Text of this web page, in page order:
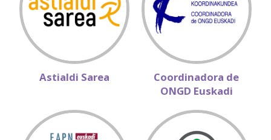
Astialdi Sarea
Coordinadora de
ONGD Euskadi